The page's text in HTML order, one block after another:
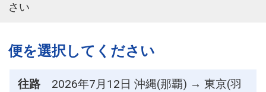
さい
便を選択してください
往路
2026年7月12日 沖縄(那覇) → 東京(羽